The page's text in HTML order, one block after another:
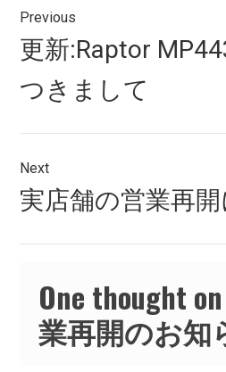
稿
ナ
ビ
ゲ
ー
シ
ョ
Previous
Previous
post:
更新:Raptor
つきまして
Next
Next
post:
実店舗の営業再
One thought
業再開のお知